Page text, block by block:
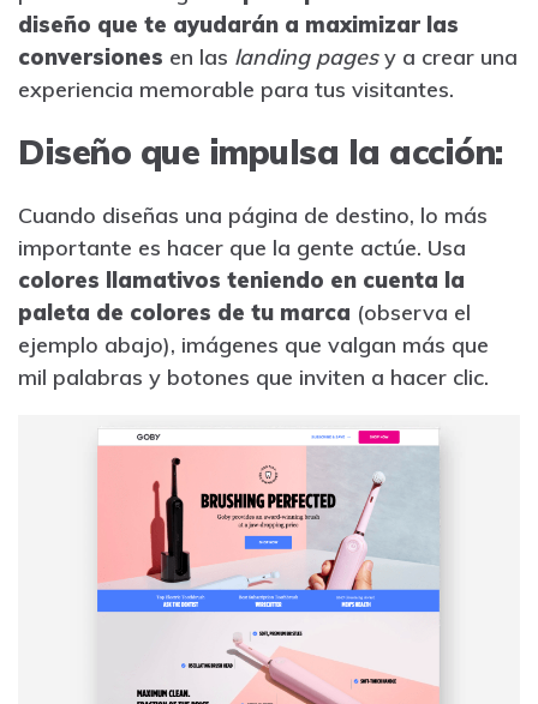
diseño que te ayudarán a maximizar las
conversiones en las landing pagesy a crear una
experiencia memorable para tus visitantes.
Diseño que impulsa la acción:
Cuando diseñas una página de destino, lo más
importante es hacer que la gente actúe. Usa
colores llamativos teniendo en cuenta la
paleta de colores de tu marca (observa el
ejemplo abajo), imágenes que valgan más que
mil palabras y botones que inviten a hacer clic.